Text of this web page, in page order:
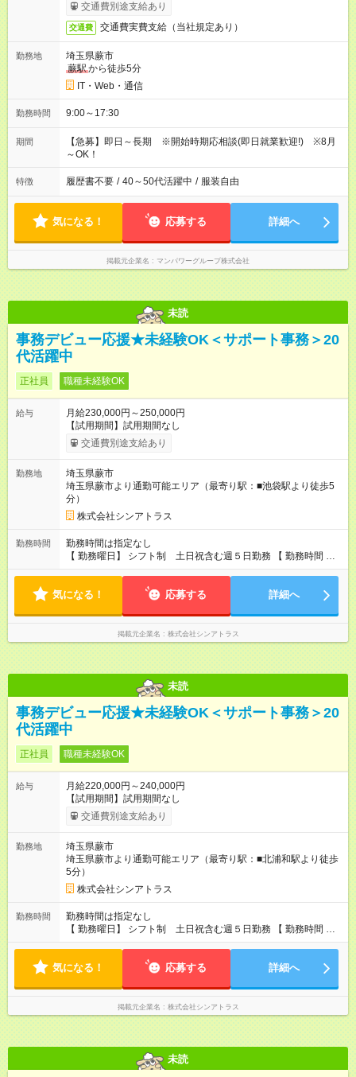
交通費別途支給あり
交通費 交通費実費支給（当社規定あり）
勤務地
埼玉県蕨市
蕨駅から徒歩5分
IT・Web・通信
勤務時間 9:00～17:30
期間
【急募】即日～長期 ※開始時期応相談(即日就業歓迎!) ※8月
～OK！
特徴 履歴書不要 / 40～50代活躍中 / 服装自由
気になる！ 応募する 詳細へ
掲載元企業名 マンパワーグループ株式会社
未読
事務デビュー応援★未経験OK＜サポート事務＞20
代活躍中
正社員 職種未経験OK
給与
月給230,000円～250,000円
【試用期間】試用期間なし
交通費別途支給あり
勤務地
埼玉県蕨市
埼玉県蕨市より通勤可能エリア（最寄り駅：■池袋駅より徒歩5
分）
株式会社シンアトラス
勤務時間
勤務時間は指定なし
【 勤務曜日】 シフト制 土日祝含む週５日勤務 【 勤務時間 】
・ 9：00～20：00（実働8h／休憩１h） ※残業ほとんどありま
気になる！ 応募する 詳細へ
掲載元企業名 株式会社シンアトラス
未読
事務デビュー応援★未経験OK＜サポート事務＞20
代活躍中
正社員 職種未経験OK
給与
月給220,000円～240,000円
【試用期間】試用期間なし
交通費別途支給あり
勤務地
埼玉県蕨市
埼玉県蕨市より通勤可能エリア（最寄り駅：■北浦和駅より徒歩
5分）
株式会社シンアトラス
勤務時間
勤務時間は指定なし
【 勤務曜日】 シフト制 土日祝含む週５日勤務 【 勤務時間 】
・ 9：00～20：00（実働8h／休憩１h） ※残業ほとんどありま
気になる！ 応募する 詳細へ
掲載元企業名 株式会社シンアトラス
未読